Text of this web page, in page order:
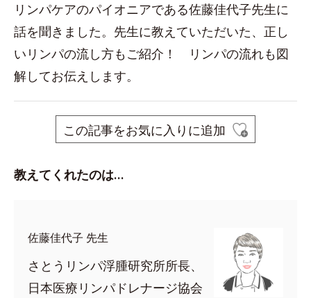
リンパケアのパイオニアである佐藤佳代子先生に
話を聞きました。先生に教えていただいた、正し
いリンパの流し方もご紹介！ リンパの流れも図
解してお伝えします。
この記事をお気に入りに追加
教えてくれたのは…
佐藤佳代子 先生
さとうリンパ浮腫研究所所長、
日本医療リンパドレナージ協会